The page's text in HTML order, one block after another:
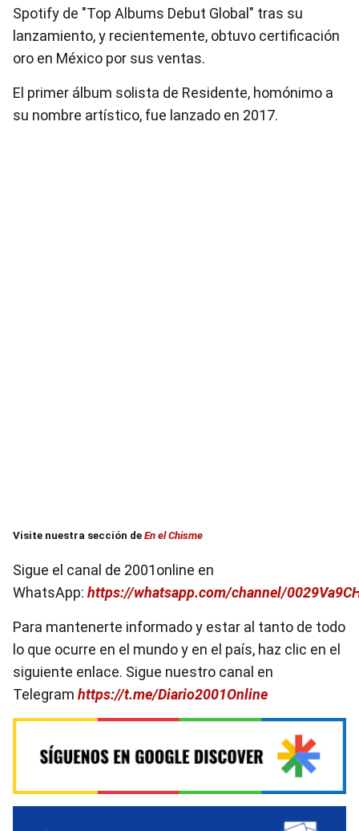
Spotify de "Top Albums Debut Global" tras su
lanzamiento, y recientemente, obtuvo certificación
oro en México por sus ventas.
El primer álbum solista de Residente, homónimo a
su nombre artístico, fue lanzado en 2017.
Visite nuestra sección de En el Chisme
Sigue el canal de 2001online en
WhatsApp: https://whatsapp.com/channel/
Para mantenerte informado y estar al tanto de todo
lo que ocurre en el mundo y en el país, haz clic en el
siguiente enlace. Sigue nuestro canal en
Telegram https://t.me/Diario2001Online